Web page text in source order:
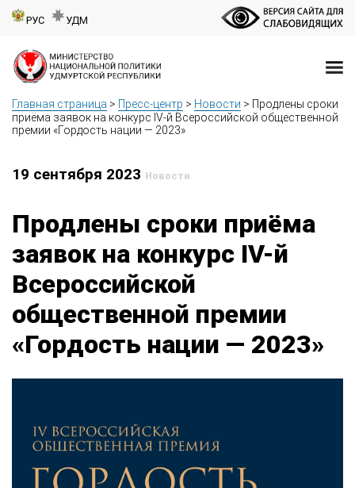
РУС УДМ
Главная страница > Пресс-центр > Новости > Продлены сроки
приёма заявок на конкурс IV-й Всероссийской общественной
премии «Гордость нации — 2023»
19 сентября 2023 Новости
Продлены сроки приёма
заявок на конкурс IV-й
Всероссийской
общественной премии
«Гордость нации — 2023»